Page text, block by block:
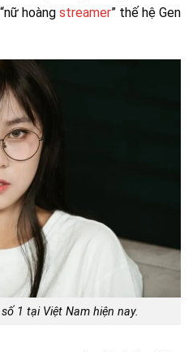
hoàng streamer” thế hệ Gen
1 tại Việt Nam hiện nay.